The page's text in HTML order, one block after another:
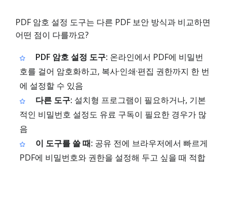
PDF 암호 설정 도구는 다른 PDF 보안 방식과 비교하면
어떤 점이 다를까요?
PDF 암호 설정 도구: 온라인에서 PDF에 비밀번
호를 걸어 암호화하고, 복사·인쇄·편집 권한까지 한 번
에 설정할 수 있음
다른 도구: 설치형 프로그램이 필요하거나, 기본
적인 비밀번호 설정도 유료 구독이 필요한 경우가 많
음
이 도구를 쓸 때: 공유 전에 브라우저에서 빠르게
PDF에 비밀번호와 권한을 설정해 두고 싶을 때 적합